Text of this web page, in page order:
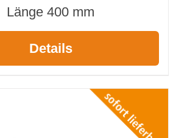
Länge 400 mm
Details